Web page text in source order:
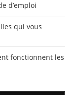
d’emploi
qui vous
fonctionnent les